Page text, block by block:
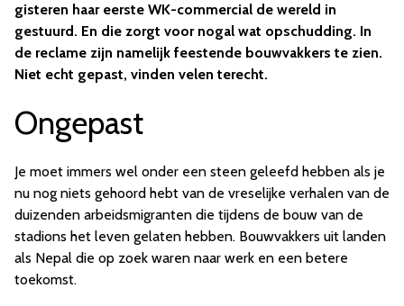
gisteren haar eerste WK-commercial de wereld in
gestuurd. En die zorgt voor nogal wat opschudding. In
de reclame zijn namelijk feestende bouwvakkers te zien.
Niet echt gepast, vinden velen terecht.
Ongepast
Je moet immers wel onder een steen geleefd hebben als je
nu nog niets gehoord hebt van de vreselijke verhalen van de
duizenden arbeidsmigranten die tijdens de bouw van de
stadions het leven gelaten hebben. Bouwvakkers uit landen
als Nepal die op zoek waren naar werk en een betere
toekomst.